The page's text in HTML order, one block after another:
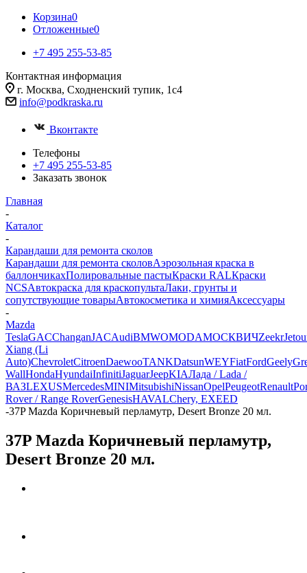
Корзина0
Отложенные0
+7 495 255-53-85
Контактная информация
г. Москва, Сходненский тупик, 1с4
info@podkraska.ru
Вконтакте
Телефоны
+7 495 255-53-85
Заказать звонок
Главная
-
Каталог
-
Карандаши для ремонта сколов
Карандаши для ремонта сколовАэрозольная краска в
баллончикахПолировальные пастыКраски RALКраски
NCSАвтокраска для краскопультаЛаки, грунты и
сопутствующие товарыАвтокосметика и химияАксессуары
-
Mazda
TeslaGACChanganJACAudiBMWOMODAМОСКВИЧZeekr
Xiang (Li
Auto)ChevroletCitroenDaewooTANKDatsunWEYFiatFordGeely
WallHondaHyundaiInfinitiJaguarJeepKIAЛада / Lada /
ВАЗLEXUSMercedesMINIMitsubishiNissanOpelPeugeotRenault
Rover / Range RoverGenesisHAVALChery, EXEED
-37P Mazda Коричневый перламутр, Desert Bronze 20 мл.
37P Mazda Коричневый перламутр,
Desert Bronze 20 мл.